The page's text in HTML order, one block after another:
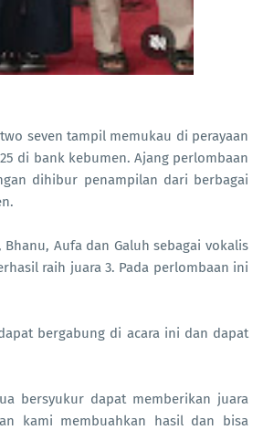
seven tampil memukau di perayaan
di bank kebumen. Ajang perlombaan
dihibur penampilan dari berbagai
Aufa dan Galuh sebagai vokalis
raih juara 3. Pada perlombaan ini
bergabung di acara ini dan dapat
bersyukur dapat memberikan juara
kami membuahkan hasil dan bisa